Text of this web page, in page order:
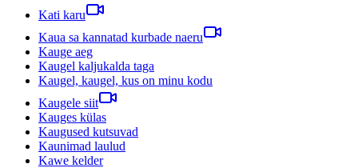
Kati karu
Kaua sa kannatad kurbade naeru
Kauge aeg
Kaugel kaljukalda taga
Kaugel, kaugel, kus on minu kodu
Kaugele siit
Kauges külas
Kaugused kutsuvad
Kaunimad laulud
Kawe kelder